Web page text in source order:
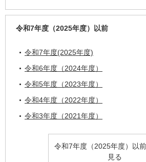
令和7年度（2025年度）以前
令和7年度(2025年度)
令和6年度（2024年度）
令和5年度（2023年度）
令和4年度（2022年度）
令和3年度（2021年度）
令和7年度（2025年度）以
見る